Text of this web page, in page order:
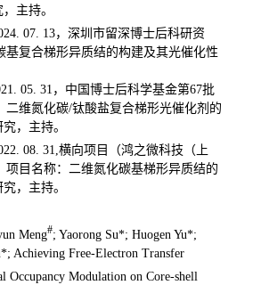
主持。
07. 13，深圳市留深博士后科研资
基复合梯形异质结的构建及其光催化性
05. 31，中国博士后科学基金第67批
二维氮化碳/钛酸盐复合梯形光催化剂的
，主持。
08. 31,横向项目（鸿之微科技（上
项目名称：二维氮化碳基梯形异质结的
，主持。
Meng#; Yaorong Su*; Huogen Yu*;
Achieving Free-Electron Transfer
Occupancy Modulation on Core-shell